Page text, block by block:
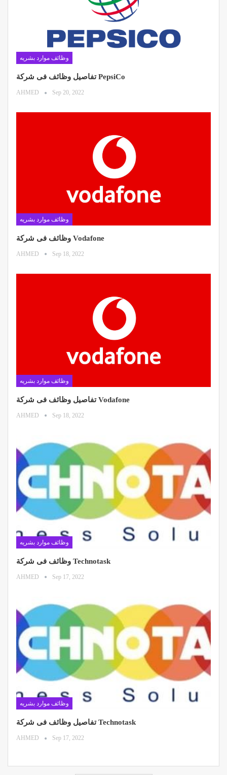
وظائف موارد بشريه
تفاصيل وظائف فى شركة PepsiCo
AHMED Sep 20, 2022
وظائف موارد بشريه
وظائف فى شركة Vodafone
AHMED Sep 18, 2022
وظائف موارد بشريه
تفاصيل وظائف فى شركة Vodafone
AHMED Sep 18, 2022
وظائف موارد بشريه
وظائف فى شركة Technotask
AHMED Sep 17, 2022
وظائف موارد بشريه
تفاصيل وظائف فى شركة Technotask
AHMED Sep 17, 2022